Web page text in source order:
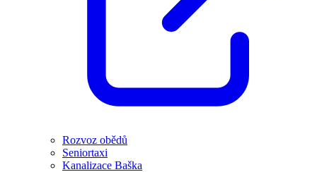
Rozvoz obědů
Seniortaxi
Kanalizace Baška